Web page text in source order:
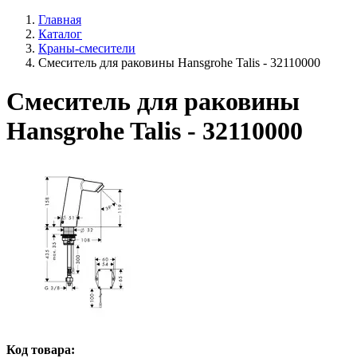
Главная
Каталог
Краны-смесители
Смеситель для раковины Hansgrohe Talis - 32110000
Смеситель для раковины
Hansgrohe Talis - 32110000
Код товара: